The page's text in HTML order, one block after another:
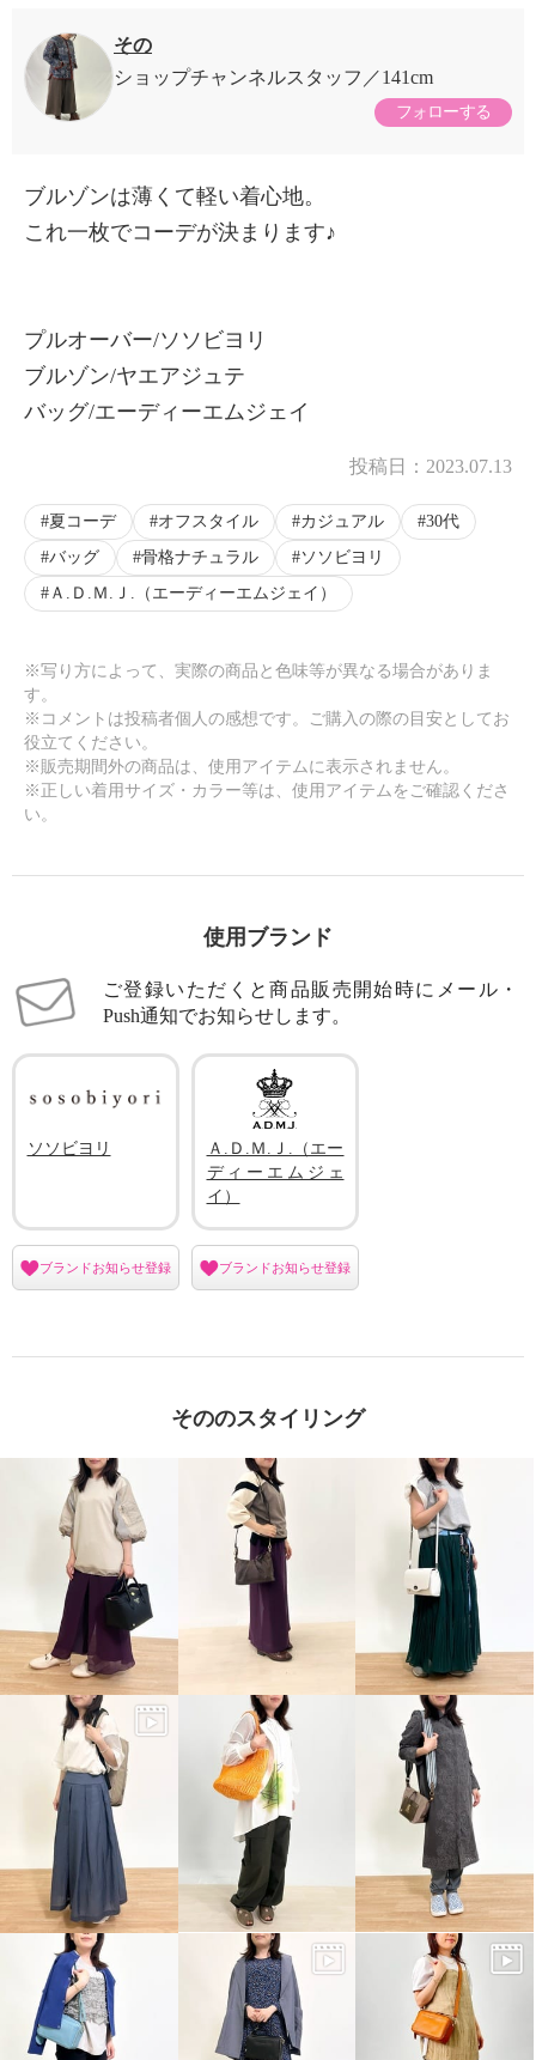
その
ショップチャンネルスタッフ
141cm
フォローする
ブルゾンは薄くて軽い着心地。
これ一枚でコーデが決まります♪
プルオーバー/ソソビヨリ
ブルゾン/ヤエアジュテ
バッグ/エーディーエムジェイ
投稿日： 2023.07.13
夏コーデ オフスタイル カジュアル
30代
バッグ
骨格ナチュラル
ソソビヨリ
Ａ.Ｄ.Ｍ.Ｊ.（エーディーエムジェイ）
※写り方によって、実際の商品と色味等が異なる場合がありま
す。
※コメントは投稿者個人の感想です。ご購入の際の目安としてお
役立てください。
※販売期間外の商品は、使用アイテムに表示されません。
※正しい着用サイズ・カラー等は、使用アイテムをご確認くださ
い。
使用ブランド
ご登録いただくと商品販売開始時にメール・
Push通知でお知らせします。
ソソビヨリ
ブランドお知らせ登録
Ａ.Ｄ.Ｍ.Ｊ.（エー
ディーエムジェ
イ）
ブランドお知らせ登録
そののスタイリング